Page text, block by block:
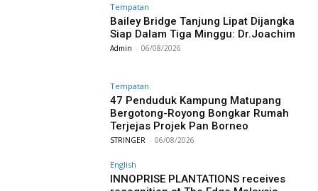
Tempatan
Bailey Bridge Tanjung Lipat Dijangka
Siap Dalam Tiga Minggu: Dr.Joachim
Admin - 06/08/2026
Tempatan
47 Penduduk Kampung Matupang
Bergotong-Royong Bongkar Rumah
Terjejas Projek Pan Borneo
STRINGER - 06/08/2026
English
INNOPRISE PLANTATIONS receives